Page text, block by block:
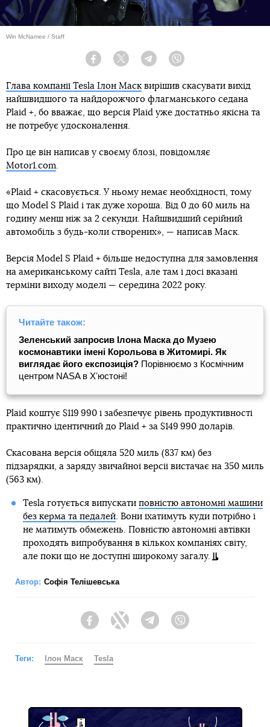
Win McNamee / Staff
Facebook Twitter Telegram
Глава компанії Tesla Ілон Маск вирішив скасувати вихід
найшвидшого та найдорожчого флагманського седана
Plaid +, бо вважає, що версія Plaid уже достатньо якісна та
не потребує удосконалення.
Про це він написав у своєму блозі, повідомляє
Motor1.com.
«Plaid + скасовується. У ньому немає необхідності, тому
що Model S Plaid і так дуже хороша. Від 0 до 60 миль на
годину менш ніж за 2 секунди. Найшвидший серійний
автомобіль з будь-коли створених», — написав Маск.
Версія Model S Plaid + більше недоступна для замовлення
на американському сайті Tesla, але там і досі вказані
терміни виходу моделі — середина 2022 року.
Читайте також:
Зеленський запросив Ілона Маска до Музею
космонавтики імені Корольова в Житомирі. Як
виглядає його експозиція? Порівнюємо з Космічним
центром NASA в Хʼюстоні!
Plaid коштує $119 990 і забезпечує рівень продуктивності
практично ідентичний до Plaid + за $149 990 доларів.
Скасована версія обіцяла 520 миль (837 км) без
підзарядки, а заряду звичайної версії вистачає на 350 миль
(563 км).
Tesla готується випускати повністю автономні машини
без керма та педалей. Вони їхатимуть куди потрібно і
не матимуть обмежень. Повністю автономні автівки
проходять випробування в кількох компаніях світу,
але поки що не доступні широкому загалу.
Автор: Софія Телішевська
FacebookTwitter Telegram
Теги: Ілон Маск Tesla